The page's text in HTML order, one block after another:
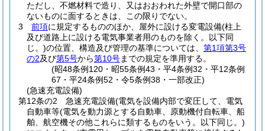
ただし、不燃材料で造り、又はおおわれた外壁で開口部の
ないものに面するときは、この限りでない。
3
前項に規定するもののほか、屋外に設ける変電設備(柱上
及び道路上に設ける電気事業者用のものを除く。以下同
じ。)の位置、構造及び管理の基準については、 第1項第3号
の2及び第5号から第10号までの規定を準用する。
(昭48条例120・昭55条例43・平4条例32・平12条例
67・平24条例52・令5条例38・一部改正)
(急速充電設備)
第12条の2
急速充電設備(電気を設備内部で変圧して、電気
自動車等(電気を動力源とする自動車、原動機付自転車、船
舶、航空機その他これらに類するものをいう。以下同じ。)